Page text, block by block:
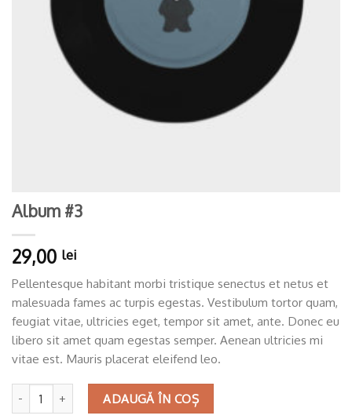
Album #3
29,00 lei
Pellentesque habitant morbi tristique senectus et netus et
malesuada fames ac turpis egestas. Vestibulum tortor quam,
feugiat vitae, ultricies eget, tempor sit amet, ante. Donec eu
libero sit amet quam egestas semper. Aenean ultricies mi
vitae est. Mauris placerat eleifend leo.
ADAUGĂ ÎN COȘ